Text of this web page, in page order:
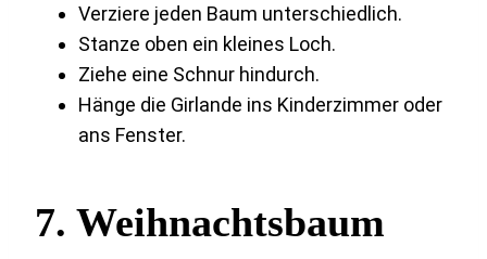
Verziere jeden Baum unterschiedlich.
Stanze oben ein kleines Loch.
Ziehe eine Schnur hindurch.
Hänge die Girlande ins Kinderzimmer oder
ans Fenster.
7. Weihnachtsbaum